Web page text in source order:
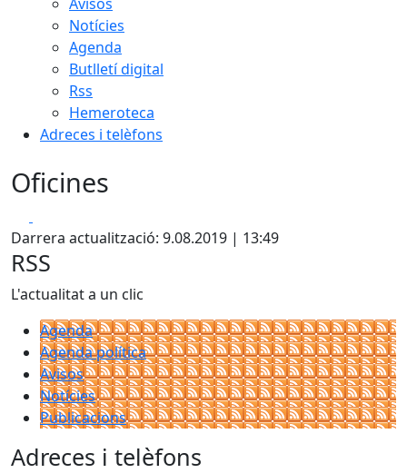
Notícies
Agenda
Butlletí digital
Rss
Hemeroteca
Adreces i telèfons
Oficines
Darrera actualització: 9.08.2019 | 13:49
RSS
L'actualitat a un clic
Agenda
Agenda política
Avisos
Notícies
Publicacions
Adreces i telèfons